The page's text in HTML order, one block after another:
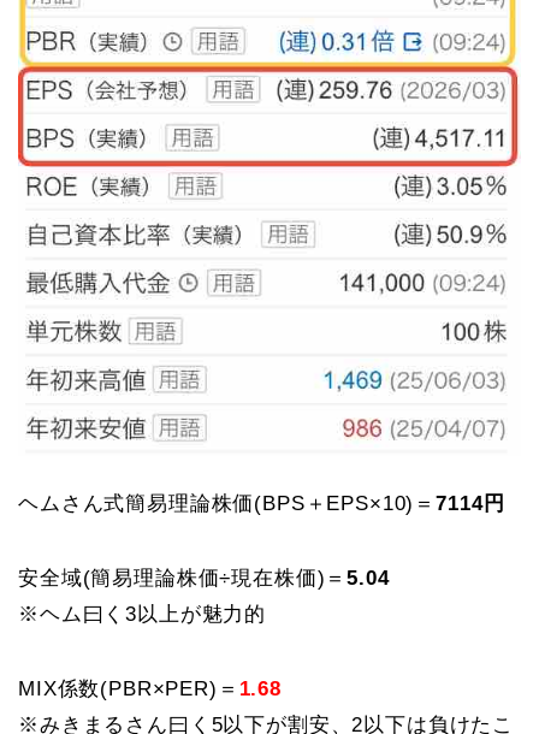
ヘムさん式簡易理論株価(BPS＋EPS×10)＝7114円
安全域(簡易理論株価÷現在株価)＝5.04
※ヘム曰く3以上が魅力的
MIX係数(PBR×PER)＝ 1.68
※みきまるさん曰く5以下が割安、2以下は負けたこ